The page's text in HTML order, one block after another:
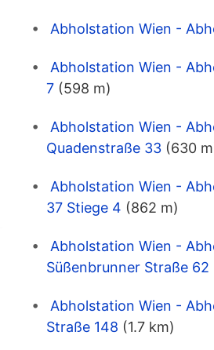
Abholstation Wien -
Abholstation Wien -
7 (598 m)
Abholstation Wien -
Quadenstraße 33 (630
Abholstation Wien -
37 Stiege 4 (862 m)
Abholstation Wien -
Süßenbrunner Straße 62
Abholstation Wien -
Straße 148 (1.7 km)